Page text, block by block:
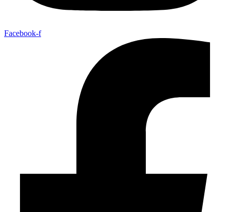
Facebook-f